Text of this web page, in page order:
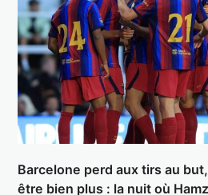
Barcelone perd aux tirs au
être bien plus : la nuit où